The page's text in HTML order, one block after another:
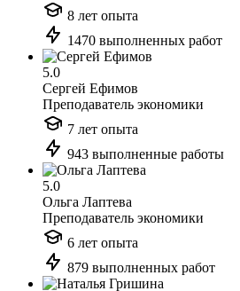
8 лет опыта
1470 выполненных работ
5.0
Сергей Ефимов
Преподаватель экономики
7 лет опыта
943 выполненные работы
5.0
Ольга Лаптева
Преподаватель экономики
6 лет опыта
879 выполненных работ